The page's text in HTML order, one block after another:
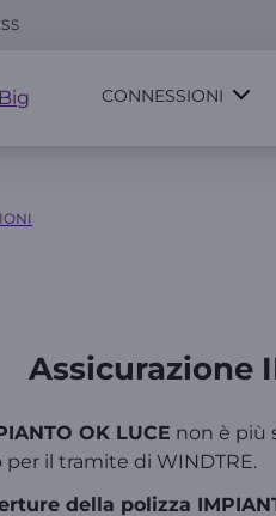
CONNESSIONI
Assicurazione
OK LUCE non è più
il tramite di WINDTRE.
della polizza